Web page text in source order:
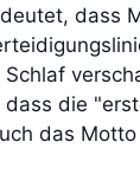
dass
dass die
das Motto